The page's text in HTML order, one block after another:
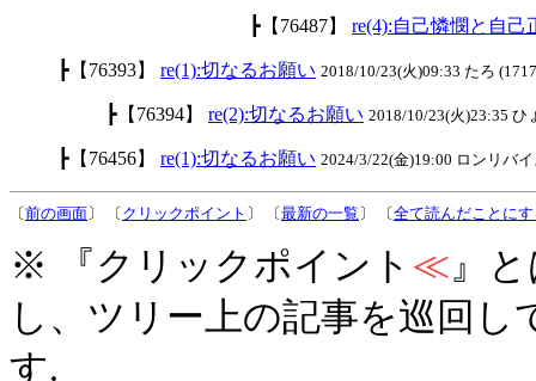
┣【76487】 re(4):自己憐憫と自己
┣【76393】 re(1):切なるお願い 2018/10/23(火)09:33 たろ
┣【76394】 re(2):切なるお願い 2018/10/23(火)23:35 ひ
┣【76456】 re(1):切なるお願い 2024/3/22(金)19:00 ロンリバ
〔前の画面〕 〔 クリックポイント 〕 〔最新の一覧 〕 〔全て読んだことに
※ 『クリックポイント ≪』
し、ツリー上の記事を巡回
す.